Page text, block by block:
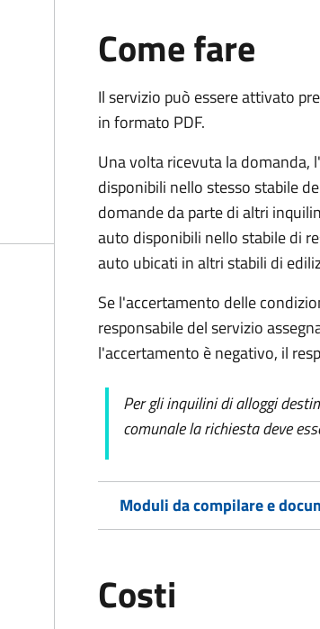
Come fare
Il servizio può essere attivato
in formato PDF.
Una volta ricevuta la domanda,
disponibili nello stesso stabile
domande da parte di altri
auto disponibili nello stabile di
auto ubicati in altri stabili di
Se l'accertamento delle
responsabile del servizio
l'accertamento è negativo, il
Per gli inquilini di alloggi
comunale la richiesta deve
Moduli da compilare e
Costi